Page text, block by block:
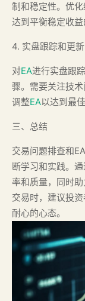
制和稳定性。优
达到平衡稳定收益
4. 实盘跟踪和更新
对EA进行实盘跟
骤。需要关注技
调整EA以达到最佳
三、总结
交易问题排查和
断学习和实践。
率和质量，同时
交易时，建议投
耐心的心态。